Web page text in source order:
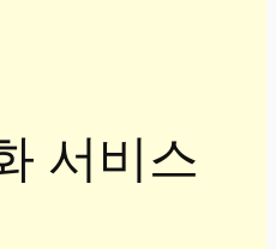
서비스